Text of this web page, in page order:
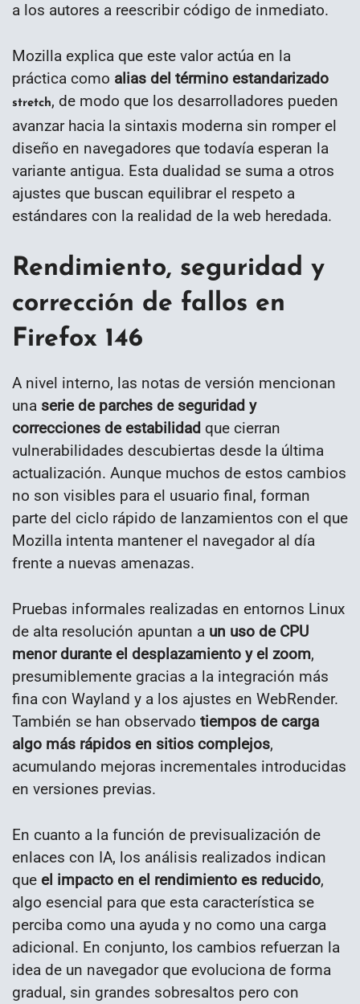
a los autores a reescribir código de inmediato.
Mozilla explica que este valor actúa en la
práctica como alias del término estandarizado
stretch, de modo que los desarrolladores pueden
avanzar hacia la sintaxis moderna sin romper el
diseño en navegadores que todavía esperan la
variante antigua. Esta dualidad se suma a otros
ajustes que buscan equilibrar el respeto a
estándares con la realidad de la web heredada.
Rendimiento, seguridad y
corrección de fallos en
Firefox 146
A nivel interno, las notas de versión mencionan
una serie de parches de seguridad y
correcciones de estabilidad que cierran
vulnerabilidades descubiertas desde la última
actualización. Aunque muchos de estos cambios
no son visibles para el usuario final, forman
parte del ciclo rápido de lanzamientos con el que
Mozilla intenta mantener el navegador al día
frente a nuevas amenazas.
Pruebas informales realizadas en entornos Linux
de alta resolución apuntan a un uso de CPU
menor durante el desplazamiento y el zoom,
presumiblemente gracias a la integración más
fina con Wayland y a los ajustes en WebRender.
También se han observado tiempos de carga
algo más rápidos en sitios complejos,
acumulando mejoras incrementales introducidas
en versiones previas.
En cuanto a la función de previsualización de
enlaces con IA, los análisis realizados indican
que el impacto en el rendimiento es reducido,
algo esencial para que esta característica se
perciba como una ayuda y no como una carga
adicional. En conjunto, los cambios refuerzan la
idea de un navegador que evoluciona de forma
gradual, sin grandes sobresaltos pero con